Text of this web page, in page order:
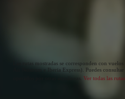
Las rutas mostradas se corresponden con
Air Nostrum e Iberia Express). Puedes
Ver todas las rutas